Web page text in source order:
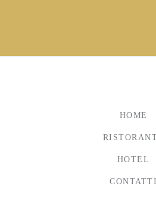
HOME
HOTEL
CONTATTI